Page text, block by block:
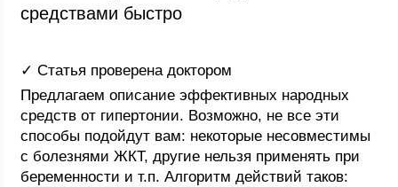
средствами быстро
✓ Статья проверена доктором
Предлагаем описание эффективных народных
средств от гипертонии. Возможно, не все эти
способы подойдут вам: некоторые несовместимы
с болезнями ЖКТ, другие нельзя применять при
беременности и т.п. Алгоритм действий таков: